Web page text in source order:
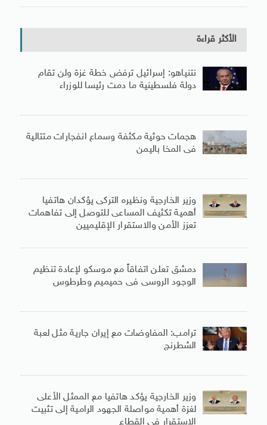
الأكثر قراءة
نتنياهو: إسرائيل ترفض خطة غزة ولن تقام
دولة فلسطينية ما دمت رئيسا للوزراء
هجمات حوثية مكثفة وسماع انفجارات متتالية
فى المخا باليمن
وزير الخارجية ونظيره التركى يؤكدان هاتفيا
أهمية تكثيف المساعى للتوصل إلى تفاهمات
تعزز الأمن والاستقرار الإقليميين
دمشق تعلن اتفاقاً مع موسكو لإعادة تنظيم
الوجود الروسى فى حميميم وطرطوس
ترامب: المفاوضات مع إيران جارية مثل لعبة
الشطرنج
وزير الخارجية يؤكد هاتفيا مع الممثل الأعلى
لغزة أهمية مواصلة الجهود الرامية إلى تثبيت
الاستقرار فى القطاع